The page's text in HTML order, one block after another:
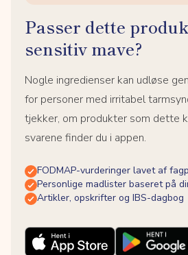
Passer dette
sensitiv mave?
Nogle ingredienser kan udløse
for personer med irritabel
tjekker, om produkter som dette
svarene finder du i appen.
FODMAP-vurderinger lavet af
Personlige madlister baseret på
Artikler, opskrifter og IBS-dagbog